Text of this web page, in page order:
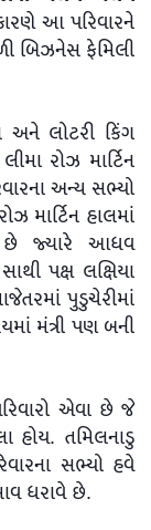
આ પરિવારને
બિઝનેસ ફેમિલી
અને લોટરી કિંગ
રોઝ માર્ટિન
અન્ય સભ્યો
માર્ટિન હાલમાં
છે જ્યારે આધવ
પક્ષ લક્ષિયા
પુડુચેરીમાં
મંત્રી પણ બની
એવા છે જે
હોય. તમિલનાડુ
સભ્યો હવે
ધરાવે છે.